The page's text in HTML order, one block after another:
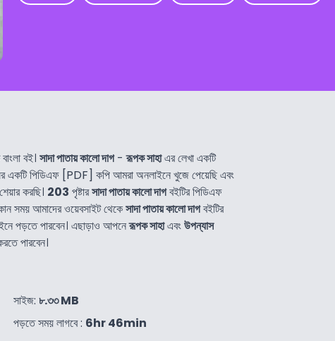
বই। সাদা পাতায় কালো দাগ-রূপক সাহাএর লেখা একটি
একটি পিডিএফ [PDF] কপি আমরা অনলাইনে খুজে পেয়েছি এবং
করছি। 203 পৃষ্টারসাদা পাতায় কালো দাগবইটির পিডিএফ
সময় আমাদের ওয়েবসাইট থেকেসাদা পাতায় কালো দাগবইটির
পড়তে পারবেন। এছাড়াও আপনেরূপক সাহাএবংউপন্যাস
পারবেন।
সাইজ: ৮.৩৩ MB
পড়তে সময় লাগবে : 6hr 46min